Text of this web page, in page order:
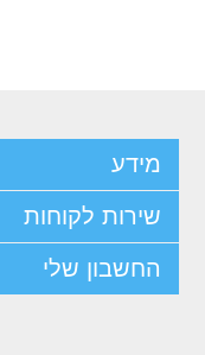
מידע
שירות לקוחות
החשבון שלי